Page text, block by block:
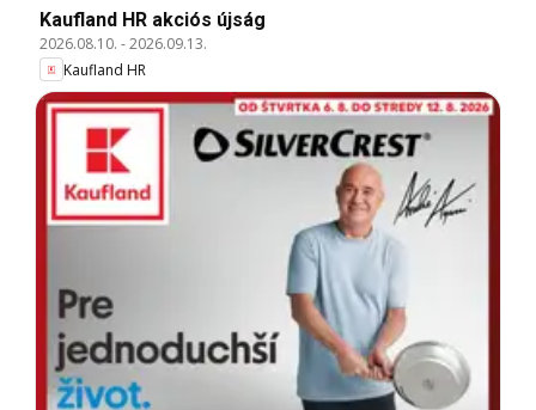
Kaufland HR akciós újság
2026.08.10. -2026.09.13.
Kaufland HR